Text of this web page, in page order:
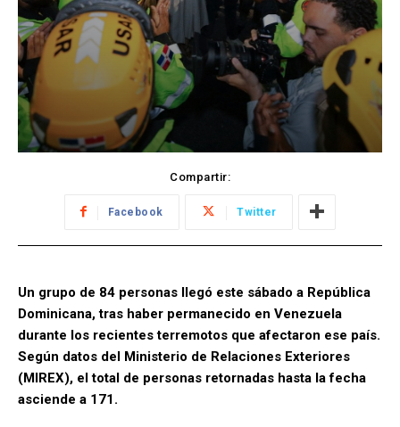
Compartir:
Facebook Twitter
Un grupo de 84 personas llegó este sábado a República
Dominicana, tras haber permanecido en Venezuela
durante los recientes terremotos que afectaron ese país.
Según datos del Ministerio de Relaciones Exteriores
(MIREX), el total de personas retornadas hasta la fecha
asciende a 171.